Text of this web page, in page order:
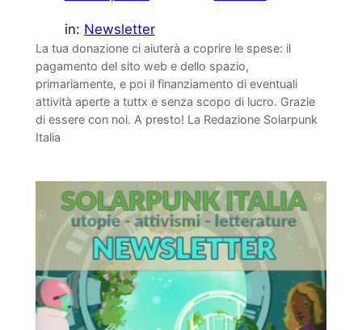
in: Newsletter
La tua donazione ci aiuterà a coprire le spese: il
pagamento del sito web e dello spazio,
primariamente, e poi il finanziamento di eventuali
attività aperte a tuttx e senza scopo di lucro. Grazie
di essere con noi. A presto! La Redazione Solarpunk
Italia